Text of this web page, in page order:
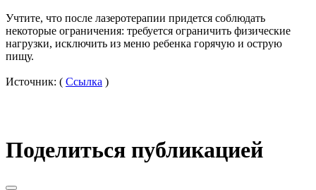
Учтите, что после лазеротерапии придется соблюдать
некоторые ограничения: требуется ограничить физические
нагрузки, исключить из меню ребенка горячую и острую
пищу.
Источник: ( Ссылка )
Поделиться публикацией